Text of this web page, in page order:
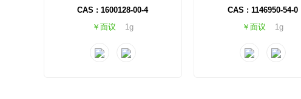
CAS : 1600128-00-4
￥面议
1g
CAS : 1146950-54-0
￥面议
1g